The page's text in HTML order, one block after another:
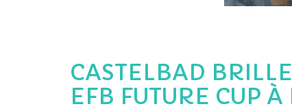
CASTELBAD
EFB FUTURE CUP À